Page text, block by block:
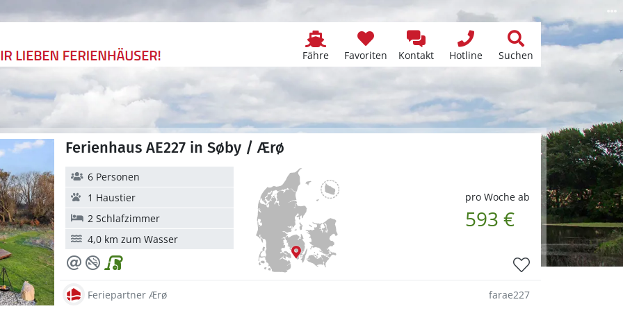
Fähre Favoriten Kontakt Hotline Suchen
Ferienhaus AE227 in Søby / Ærø
pro Woche ab
593 €
6 Personen
1 Haustier
2 Schlafzimmer
4,0 km zum Wasser
Feriepartner Ærø farae227